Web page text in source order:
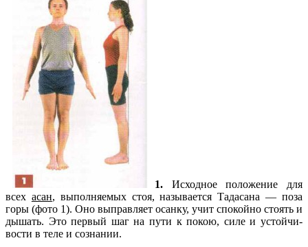
1. Исходное положение для
всех асан, выполняемых стоя, называется Тадасана — поза
горы (фото 1). Оно выправляет осанку, учит спокойно стоять и
дышать. Это первый шаг на пути к покою, силе и устойчи­
вости в теле и сознании.